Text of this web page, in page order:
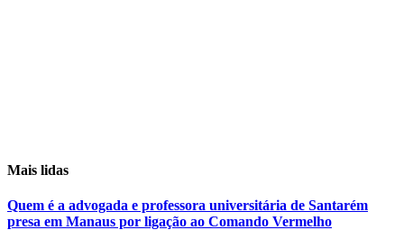
Mais lidas
Quem é a advogada e professora universitária de Santarém
presa em Manaus por ligação ao Comando Vermelho